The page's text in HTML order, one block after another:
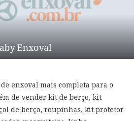
Enxoval
de enxoval mais completa para o
de vender kit de berço, kit
de berço, roupinhas, kit protetor